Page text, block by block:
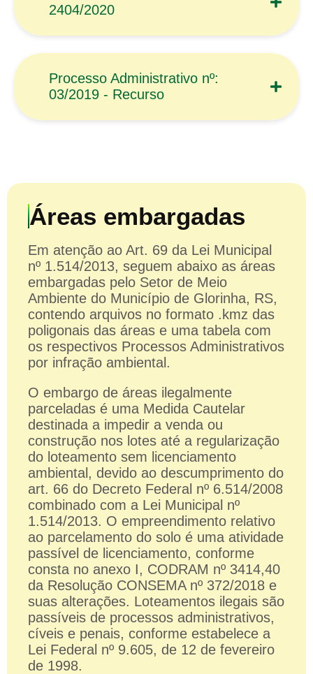
2404/2020
Processo Administrativo nº:
03/2019 - Recurso
Áreas embargadas
Em atenção ao Art. 69 da Lei Municipal
nº 1.514/2013, seguem abaixo as áreas
embargadas pelo Setor de Meio
Ambiente do Município de Glorinha, RS,
contendo arquivos no formato .kmz das
poligonais das áreas e uma tabela com
os respectivos Processos Administrativos
por infração ambiental.
O embargo de áreas ilegalmente
parceladas é uma Medida Cautelar
destinada a impedir a venda ou
construção nos lotes até a regularização
do loteamento sem licenciamento
ambiental, devido ao descumprimento do
art. 66 do Decreto Federal nº 6.514/2008
combinado com a Lei Municipal nº
1.514/2013. O empreendimento relativo
ao parcelamento do solo é uma atividade
passível de licenciamento, conforme
consta no anexo I, CODRAM nº 3414,40
da Resolução CONSEMA nº 372/2018 e
suas alterações. Loteamentos ilegais são
passíveis de processos administrativos,
cíveis e penais, conforme estabelece a
Lei Federal nº 9.605, de 12 de fevereiro
de 1998.